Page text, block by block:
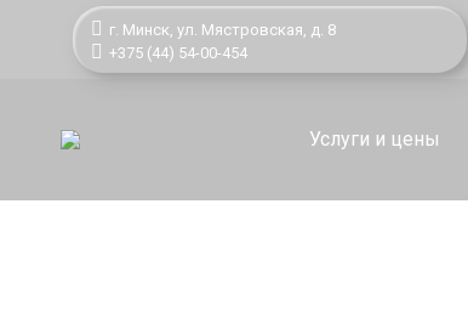
г. Минск, ул. Мястровская, д. 8
+375 (44) 54-00-454
Услуги и цены